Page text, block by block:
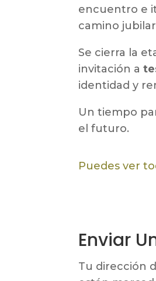
encuentro e
camino
Se cierra la
invitación a
identidad y
Un tiempo
el futuro.
Puedes ver
Enviar
Tu dirección